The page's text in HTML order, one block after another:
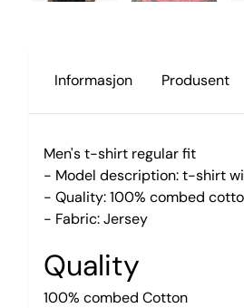
Informasjon Produsent
Men's t-shirt regular fit
- Model description: t-shirt
- Quality: 100% combed
- Fabric: Jersey
Quality
100% combed Cotton